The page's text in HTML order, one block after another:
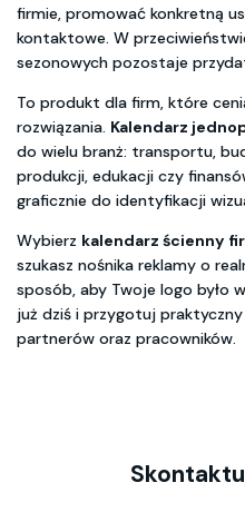
firmie, promować konkretną
kontaktowe. W
sezonowych pozostaje
To produkt dla firm, które
rozwiązania. Kalendarz
do wielu branż: transportu,
produkcji, edukacji czy
graficznie do identyfikacji
Wybierz kalendarz ścienny
szukasz nośnika reklamy o
sposób, aby Twoje logo było
już dziś i przygotuj
partnerów oraz pracowników.